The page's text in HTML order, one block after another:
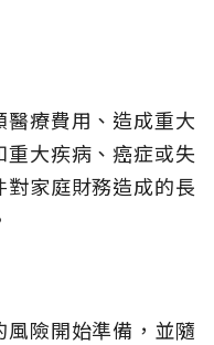
療費用、造成重大
大疾病、癌症或失
家庭財務造成的長
險開始準備，並隨